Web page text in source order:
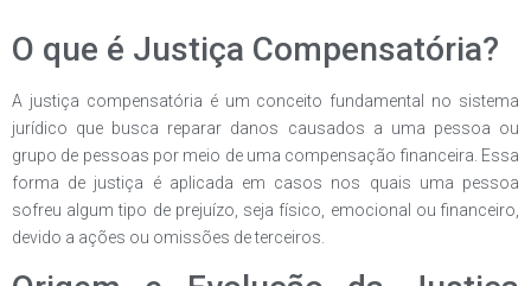
O que é Justiça Compensatória?
A justiça compensatória é um conceito fundamental no sistema
jurídico que busca reparar danos causados a uma pessoa ou
grupo de pessoas por meio de uma compensação financeira. Essa
forma de justiça é aplicada em casos nos quais uma pessoa
sofreu algum tipo de prejuízo, seja físico, emocional ou financeiro,
devido a ações ou omissões de terceiros.